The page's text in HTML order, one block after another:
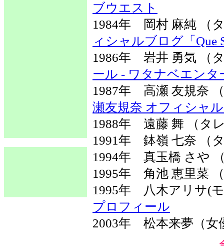
ブウエスト
1984年 岡村 麻純
ィシャルブログ「Que
1986年 岩井 勇気
ール - ワタナベエン
1987年 高瀬 友規
瀬友規奈 オフィシャ
1988年 遠藤 舞 （タ
1991年 鉢嶺 七奈 （
1994年 真玉橋 さや
1995年 角池 恵里菜
1995年 八木アリ
プロフィール
2003年 松本来夢（女